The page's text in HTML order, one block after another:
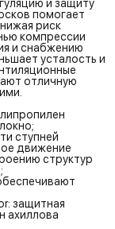
и защиту
помогает
риск
компрессии
и снабжению
усталость и
отличную
ступней
движение
структур
защитная
ахиллова